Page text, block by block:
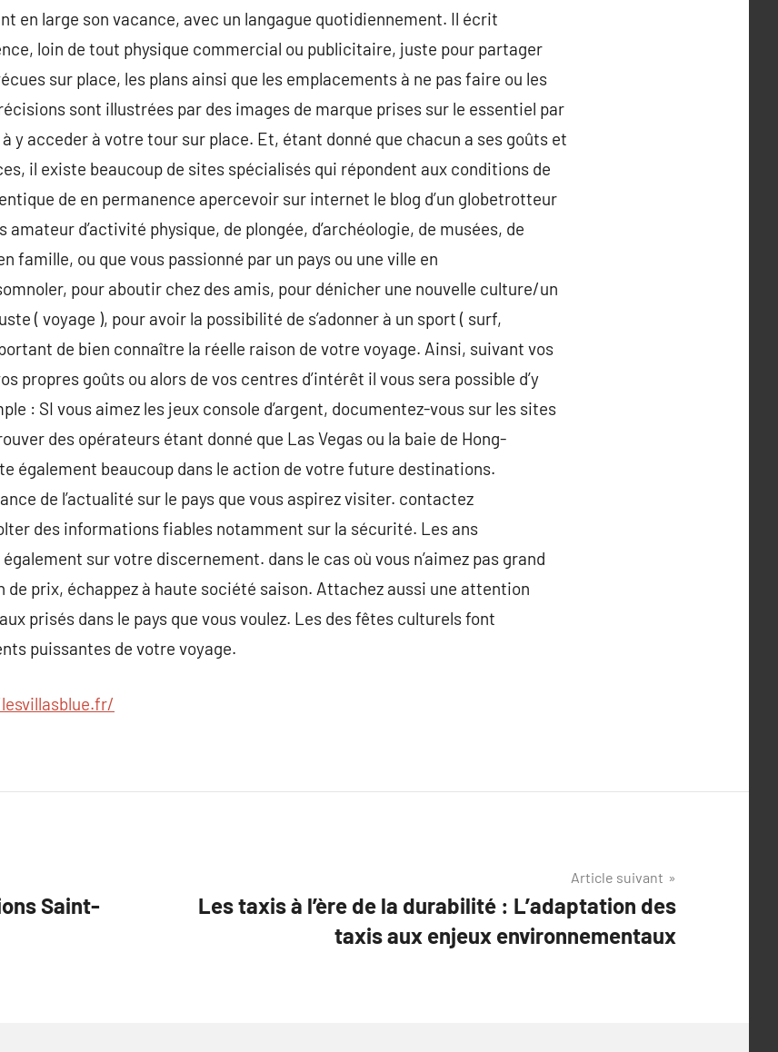
en large son vacance, avec un langague quotidiennement. Il écrit
loin de tout physique commercial ou publicitaire, juste pour partager
sur place, les plans ainsi que les emplacements à ne pas faire ou les
sont illustrées par des images de marque prises sur le essentiel par
y acceder à votre tour sur place. Et, étant donné que chacun a ses goûts et
il existe beaucoup de sites spécialisés qui répondent aux conditions de
de en permanence apercevoir sur internet le blog d’un globetrotteur
d’activité physique, de plongée, d’archéologie, de musées, de
famille, ou que vous passionné par un pays ou une ville en
pour aboutir chez des amis, pour dénicher une nouvelle culture/un
( voyage ), pour avoir la possibilité de s’adonner à un sport ( surf,
de bien connaître la réelle raison de votre voyage. Ainsi, suivant vos
propres goûts ou alors de vos centres d’intérêt il vous sera possible d’y
: SI vous aimez les jeux console d’argent, documentez-vous sur les sites
des opérateurs étant donné que Las Vegas ou la baie de Hong-
également beaucoup dans le action de votre future destinations.
de l’actualité sur le pays que vous aspirez visiter. contactez
des informations fiables notamment sur la sécurité. Les ans
sur votre discernement. dans le cas où vous n’aimez pas grand
de prix, échappez à haute société saison. Attachez aussi une attention
prisés dans le pays que vous voulez. Les des fêtes culturels font
puissantes de votre voyage.
Saint-
Article suivant
Les taxis à l’ère de la durabilité : L’adaptation des
taxis aux enjeux environnementaux